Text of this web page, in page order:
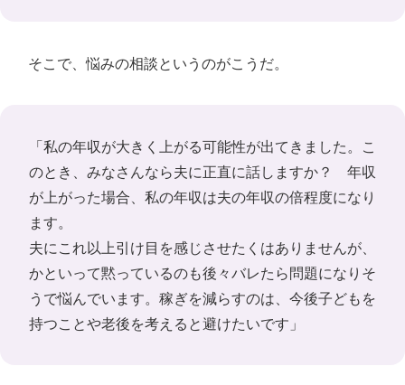
そこで、悩みの相談というのがこうだ。
「私の年収が大きく上がる可能性が出てきました。こ
のとき、みなさんなら夫に正直に話しますか？ 年収
が上がった場合、私の年収は夫の年収の倍程度になり
ます。
夫にこれ以上引け目を感じさせたくはありませんが、
かといって黙っているのも後々バレたら問題になりそ
うで悩んでいます。稼ぎを減らすのは、今後子どもを
持つことや老後を考えると避けたいです」